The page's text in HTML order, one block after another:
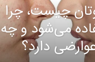
چیست، چرا
می‌شود و چه
دارد؟